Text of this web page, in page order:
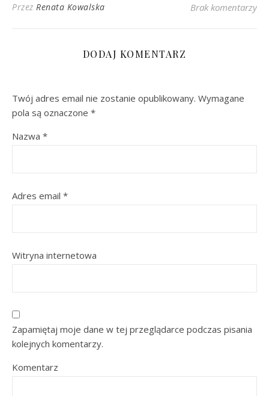
Przez Renata Kowalska Brak komentarzy
DODAJ KOMENTARZ
Twój adres email nie zostanie opublikowany. Wymagane
pola są oznaczone *
Nazwa *
Adres email *
Witryna internetowa
Zapamiętaj moje dane w tej przeglądarce podczas pisania
kolejnych komentarzy.
Komentarz